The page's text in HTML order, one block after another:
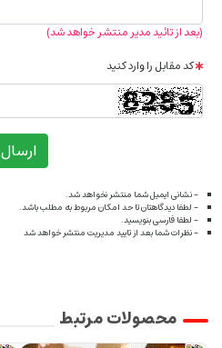
(بعد از تائید مدیر منتشر خواهد شد)
کد مقابل را وارد کنید
ارسال
- نشانی ایمیل شما منتشر نخواهد شد.
- لطفا دیدگاهتان تا حد امکان مربوط به مطلب باشد.
- لطفا فارسی بنویسید.
- نظرات شما بعد از تایید مدیریت منتشر خواهد شد
محصولات مرتبط